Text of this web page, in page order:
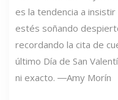
es la tendencia a
estés soñando
recordando la cita de
último Día de San
ni exacto. ―Amy Morín